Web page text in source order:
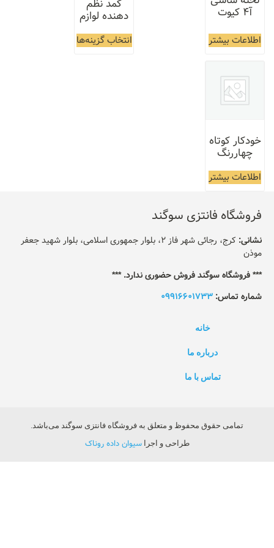
بیشتر
کمد نظم
دهنده لوازم
انتخاب گزینه‌ها
کوتاه
بیشتر
فانتزی سوگند
کرج، رجائی شهر فاز 2، بلوار جمهوری اسلامی، بلوار شهید جعفر
سوگند فروش حضوری ندارد. ***
تماس:09916601733
تماس با ما
تمامی حقوق محفوظ و متعلق به فروشگاه فانتزی سوگند می‌باشد.
طراحی و اجراسیوان داده روناک